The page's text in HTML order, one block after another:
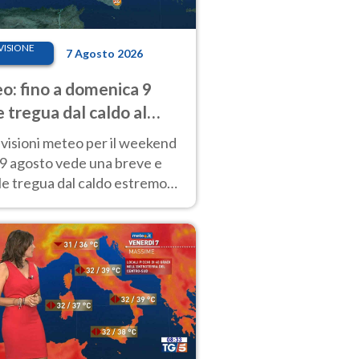
7 Agosto 2026
fino a domenica 9
tregua dal caldo al
Altrove calura e afa
meteo per il weekend
agosto vede una breve e
tregua dal caldo estremo